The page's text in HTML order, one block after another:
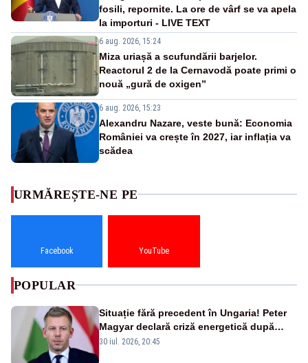
fosili, repornite. La ore de vârf se va apela
la importuri - LIVE TEXT
6 aug. 2026, 15:24
Miza uriașă a scufundării barjelor.
Reactorul 2 de la Cernavodă poate primi o
nouă „gură de oxigen”
6 aug. 2026, 15:23
Alexandru Nazare, veste bună: Economia
României va crește în 2027, iar inflația va
scădea
URMĂREȘTE-NE PE
Facebook YouTube
POPULAR
Situație fără precedent în Ungaria! Peter
Magyar declară criză energetică după
oprirea centralei de la Paks
30 iul. 2026, 20:45